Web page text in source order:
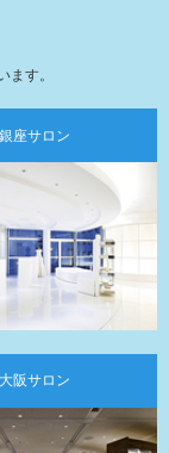
ます。
銀座
大阪